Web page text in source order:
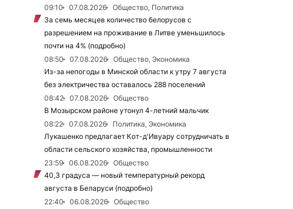
09:10
07.08.2026
Общество, Политика
За семь месяцев количество белорусов с
разрешением на проживание в Литве уменьшилось
почти на 4% (подробно)
08:50
07.08.2026
Общество, Экономика
Из-за непогоды в Минской области к утру 7 августа
без электричества оставалось 288 поселений
08:42
07.08.2026
Общество
В Мозырском районе утонул 4-летний мальчик
08:22
07.08.2026
Политика, Экономика
Лукашенко предлагает Кот-д'Ивуару сотрудничать в
области сельского хозяйства, промышленности
23:59
06.08.2026
Общество
40,3 градуса — новый температурный рекорд
августа в Беларуси (подробно)
22:40
06.08.2026
Общество